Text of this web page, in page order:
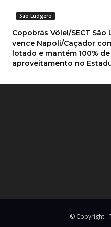
São Ludgero
Copobrás Vôlei/SECT São
vence Napoli/Caçador
lotado e mantém 100% de
aproveitamento no
© Copyright -